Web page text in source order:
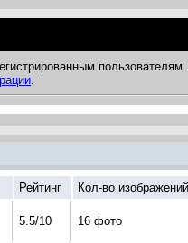
пользователям.
.
Рейтинг Кол-во изображений
5.5/10 16 фото